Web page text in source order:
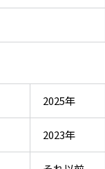
2025年
2023年